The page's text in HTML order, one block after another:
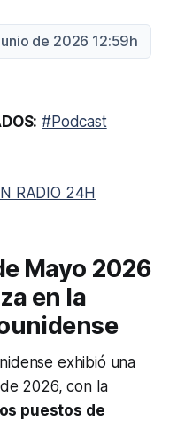
de 2026 12:59h
#Podcast
RADIO 24H
Mayo 2026
en la
exhibió una
2026, con la
puestos de